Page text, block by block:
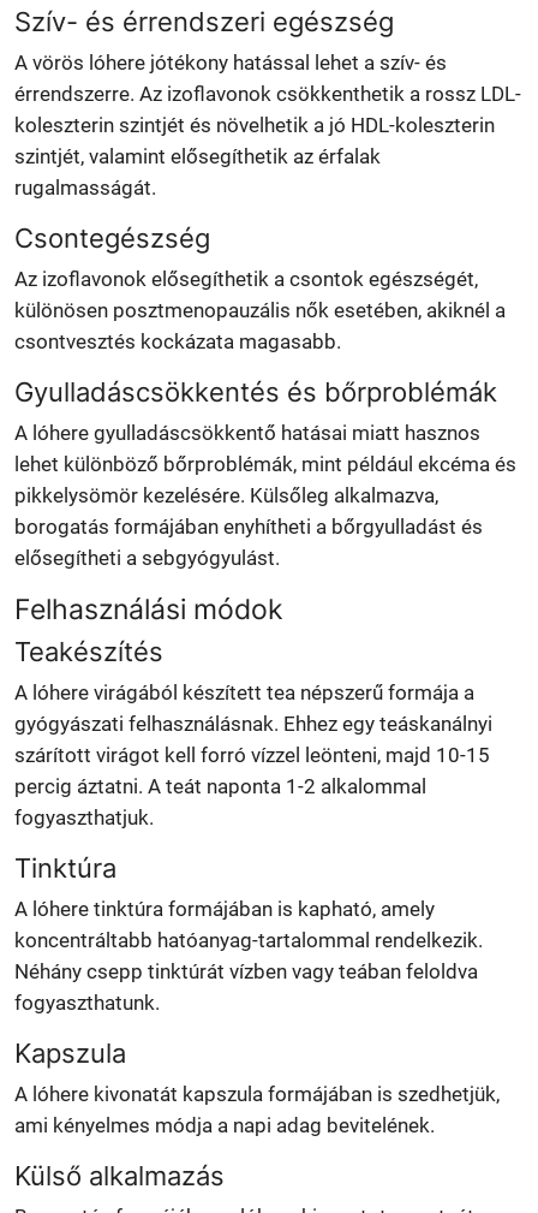
Szív- és érrendszeri egészség
A vörös lóhere jótékony hatással lehet a szív- és
érrendszerre. Az izoflavonok csökkenthetik a rossz LDL-
koleszterin szintjét és növelhetik a jó HDL-koleszterin
szintjét, valamint elősegíthetik az érfalak
rugalmasságát.
Csontegészség
Az izoflavonok elősegíthetik a csontok egészségét,
különösen posztmenopauzális nők esetében, akiknél a
csontvesztés kockázata magasabb.
Gyulladáscsökkentés és bőrproblémák
A lóhere gyulladáscsökkentő hatásai miatt hasznos
lehet különböző bőrproblémák, mint például ekcéma és
pikkelysömör kezelésére. Külsőleg alkalmazva,
borogatás formájában enyhítheti a bőrgyulladást és
elősegítheti a sebgyógyulást.
Felhasználási módok
Teakészítés
A lóhere virágából készített tea népszerű formája a
gyógyászati felhasználásnak. Ehhez egy teáskanálnyi
szárított virágot kell forró vízzel leönteni, majd 10-15
percig áztatni. A teát naponta 1-2 alkalommal
fogyaszthatjuk.
Tinktúra
A lóhere tinktúra formájában is kapható, amely
koncentráltabb hatóanyag-tartalommal rendelkezik.
Néhány csepp tinktúrát vízben vagy teában feloldva
fogyaszthatunk.
Kapszula
A lóhere kivonatát kapszula formájában is szedhetjük,
ami kényelmes módja a napi adag bevitelének.
Külső alkalmazás